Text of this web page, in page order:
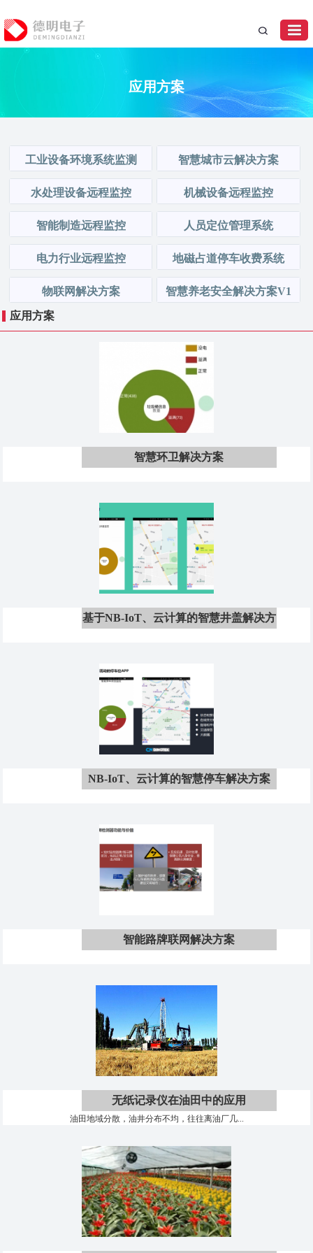
应用方案
工业设备环境系统监测 智慧城市云解决方案
水处理设备远程监控 机械设备远程监控
智能制造远程监控 人员定位管理系统
电力行业远程监控 地磁占道停车收费系统
物联网解决方案 智慧养老安全解决方案V1
应用方案
智慧环卫解决方案
基于NB-IoT、云计算的智慧井盖解决方
NB-IoT、云计算的智慧停车解决方案
智能路牌联网解决方案
无纸记录仪在油田中的应用
油田地域分散，油井分布不均，往往离油厂几...